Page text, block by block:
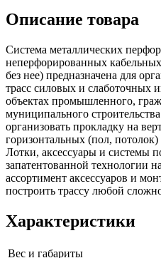
Описание товара
Система металлических
неперфорированных
без нее) предназначена для
трасс силовых и слаботочных
объектах промышленного,
муниципального
организовать прокладку на
горизонтальных (пол,
Лотки, аксессуары и системы
запатентованной технологии
ассортимент аксессуаров и
построить трассу любой
Характеристики
Вес и габариты